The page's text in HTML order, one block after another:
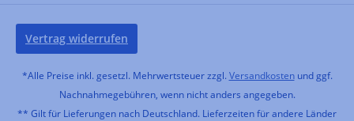
Vertrag widerrufen
*Alle Preise inkl. gesetzl. Mehrwertsteuer zzgl. Versandkostenund ggf.
Nachnahmegebühren, wenn nicht anders angegeben.
** Gilt für Lieferungen nach Deutschland. Lieferzeiten für andere Länder